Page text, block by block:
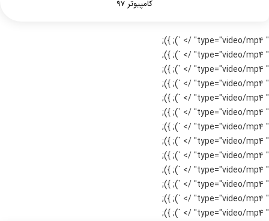
کامپیوتر 97
" type="video/mp4" /> `); });
" type="video/mp4" /> `); });
" type="video/mp4" /> `); });
" type="video/mp4" /> `); });
" type="video/mp4" /> `); });
" type="video/mp4" /> `); });
" type="video/mp4" /> `); });
" type="video/mp4" /> `); });
" type="video/mp4" /> `); });
" type="video/mp4" /> `); });
" type="video/mp4" /> `); });
" type="video/mp4" /> `); });
" type="video/mp4" /> `); });